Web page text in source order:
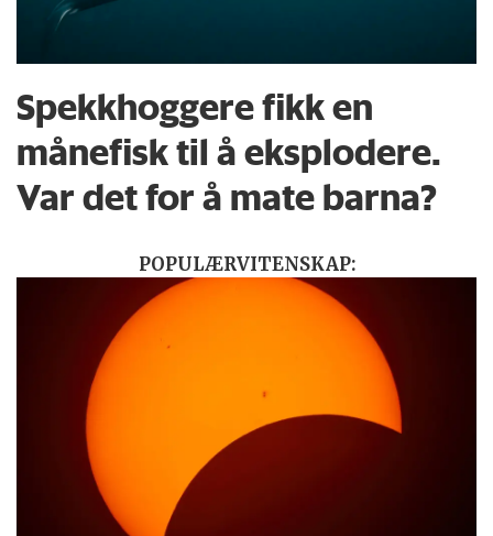
Spekkhoggere fikk en
månefisk til å eksplodere.
Var det for å mate barna?
POPULÆRVITENSKAP: